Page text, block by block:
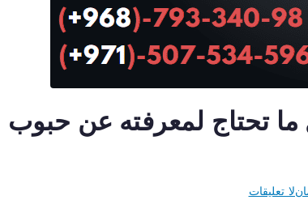
تحتاج لمعرفته عن حبوب
لا تعليقات